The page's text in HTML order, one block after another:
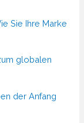
Sie Ihre Marke
globalen
der Anfang